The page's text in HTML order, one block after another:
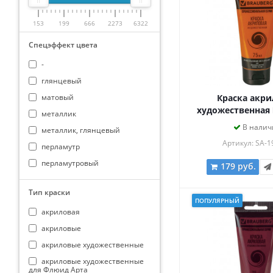
Краска
художественная
ART CLASSIC,
В
Артикул: SA-
179 руб.
ПОПУЛЯРНЫЙ
153 199 666 2273 6322
Спецэффект цвета
-
глянцевый
матовый
металлик
металлик, глянцевый
перламутр
перламутровый
Тип краски
акриловая
акриловые
акриловые художественные
акриловые художественные
для Флюид Арта